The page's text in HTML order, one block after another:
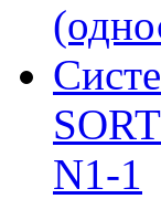
N1-1